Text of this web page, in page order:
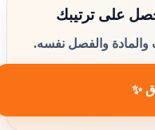
على ترتيبك
والفصل نفسه.
✨